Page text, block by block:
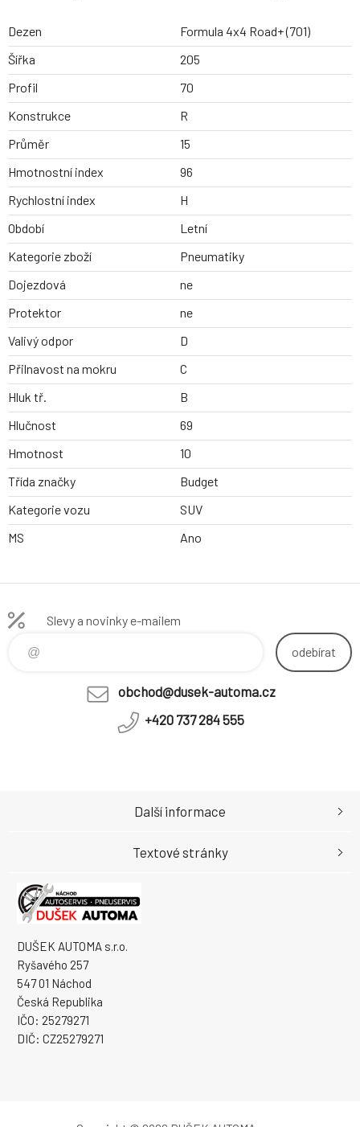
Dezen
Formula 4x4 Road+ (701)
Šířka
205
Profil
70
Konstrukce
R
Průměr
15
Hmotnostní index
96
Rychlostní index
H
Období
Letní
Kategorie zboží
Pneumatiky
Dojezdová
ne
Protektor
ne
Valivý odpor
D
Přilnavost na mokru
C
Hluk tř.
B
Hlučnost
69
Hmotnost
10
Třída značky
Budget
Kategorie vozu
SUV
MS
Ano
Slevy a novinky e-mailem
odebírat
obchod@dusek-automa.cz
+420 737 284 555
DUŠEK AUTOMA s.r.o.
Ryšavého 257
547 01 Náchod
Česká Republika
IČO: 25279271
DIČ: CZ25279271
Další informace
Textové stránky